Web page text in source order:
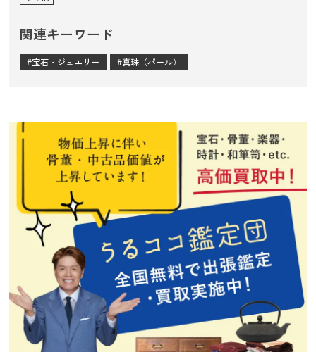
関連キーワード
宝石・ジュエリー 真珠（パール）